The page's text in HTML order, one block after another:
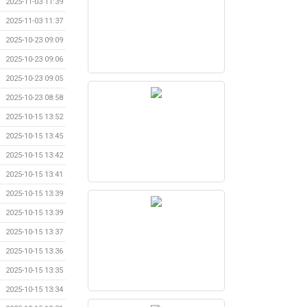
2025-11-03 11:37
2025-10-23 09:09
2025-10-23 09:06
2025-10-23 09:05
2025-10-23 08:58
2025-10-15 13:52
2025-10-15 13:45
2025-10-15 13:42
2025-10-15 13:41
2025-10-15 13:39
2025-10-15 13:39
2025-10-15 13:37
2025-10-15 13:36
2025-10-15 13:35
2025-10-15 13:34